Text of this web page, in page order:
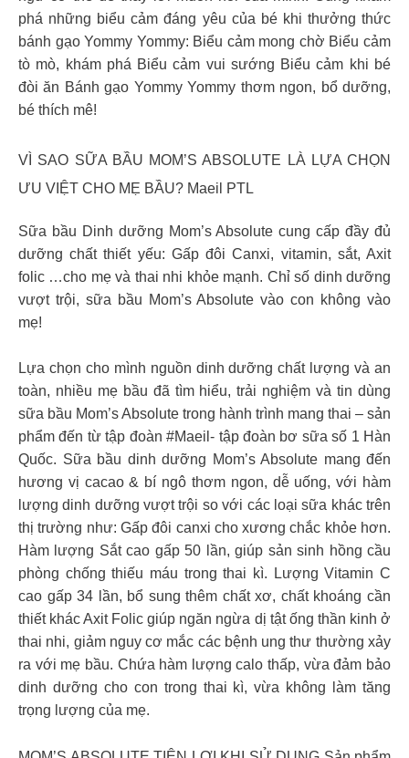
phá những biểu cảm đáng yêu của bé khi thưởng thức
bánh gạo Yommy Yommy: Biểu cảm mong chờ Biểu cảm
tò mò, khám phá Biểu cảm vui sướng Biểu cảm khi bé
đòi ăn Bánh gạo Yommy Yommy thơm ngon, bổ dưỡng,
bé thích mê!
VÌ SAO SỮA BẦU MOM’S ABSOLUTE LÀ LỰA CHỌN
ƯU VIỆT CHO MẸ BẦU? Maeil PTL
Sữa bầu Dinh dưỡng Mom’s Absolute cung cấp đầy đủ
dưỡng chất thiết yếu: Gấp đôi Canxi, vitamin, sắt, Axit
folic …cho mẹ và thai nhi khỏe mạnh. Chỉ số dinh dưỡng
vượt trội, sữa bầu Mom’s Absolute vào con không vào
mẹ!
Lựa chọn cho mình nguồn dinh dưỡng chất lượng và an
toàn, nhiều mẹ bầu đã tìm hiểu, trải nghiệm và tin dùng
sữa bầu Mom’s Absolute trong hành trình mang thai – sản
phẩm đến từ tập đoàn #Maeil- tập đoàn bơ sữa số 1 Hàn
Quốc. Sữa bầu dinh dưỡng Mom’s Absolute mang đến
hương vị cacao & bí ngô thơm ngon, dễ uống, với hàm
lượng dinh dưỡng vượt trội so với các loại sữa khác trên
thị trường như: Gấp đôi canxi cho xương chắc khỏe hơn.
Hàm lượng Sắt cao gấp 50 lần, giúp sản sinh hồng cầu
phòng chống thiếu máu trong thai kì. Lượng Vitamin C
cao gấp 34 lần, bổ sung thêm chất xơ, chất khoáng cần
thiết khác Axit Folic giúp ngăn ngừa dị tật ống thần kinh ở
thai nhi, giảm nguy cơ mắc các bệnh ung thư thường xảy
ra với mẹ bầu. Chứa hàm lượng calo thấp, vừa đảm bảo
dinh dưỡng cho con trong thai kì, vừa không làm tăng
trọng lượng của mẹ.